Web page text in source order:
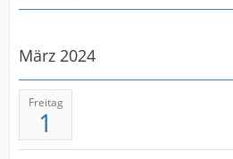
März 2024
Freitag
1